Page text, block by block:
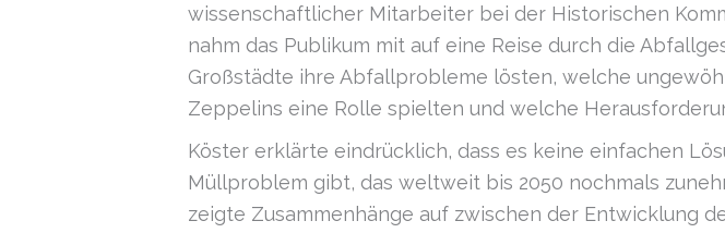
wissenschaftlicher Mitarbeiter bei der Historischen
nahm das Publikum mit auf eine Reise durch die
Großstädte ihre Abfallprobleme lösten, welche
Zeppelins eine Rolle spielten und welche
Köster erklärte eindrücklich, dass es keine einfachen
Müllproblem gibt, das weltweit bis 2050 nochmals
zeigte Zusammenhänge auf zwischen der Entwicklung